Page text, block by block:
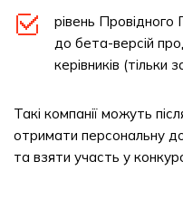
рівень
до бета-версій
керівників (тільки
Такі компанії можуть
отримати персональну
та взяти участь у